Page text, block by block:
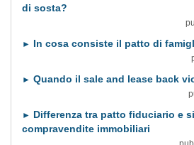
di sosta?
► In cosa consiste il patto di
► Quando il sale and lease back
► Differenza tra patto fiduciario e
compravendite immobiliari